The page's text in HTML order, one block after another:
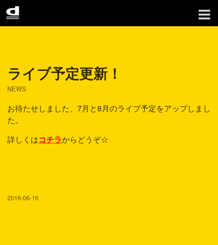
ライブ予定更新！
NEWS
お待たせしました、7月と8月のライブ予定をアップしまし
た。
詳しくはコチラからどうぞ☆
2016-06-16